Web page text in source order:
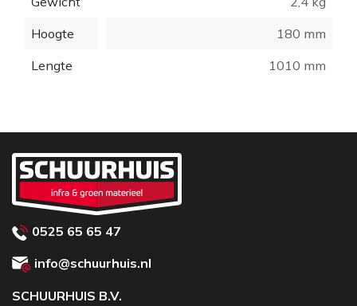
Hoogte
180 mm
Lengte
1010 mm
0525 65 65 47
info@schuurhuis.nl
SCHUURHUIS B.V.